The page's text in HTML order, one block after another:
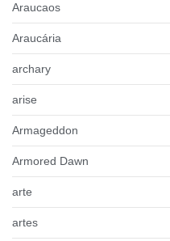
Araucaos
Araucária
archary
arise
Armageddon
Armored Dawn
arte
artes